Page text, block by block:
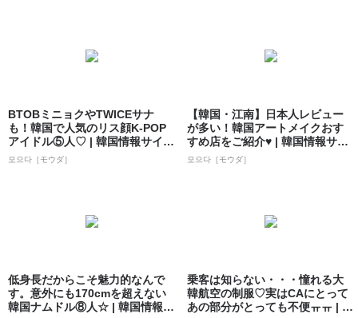
BTOBミニョクやTWICEサナ
も！韓国で人気のリス顔K-POP
アイドル⑤人♡ | 韓国情報サイ
ト...
모으다［モウダ］
【韓国・江南】日本人レビュー
が多い！韓国アートメイクおす
すめ店をご紹介♥ | 韓国情報サイ
ト 모으...
모으다［モウダ］
低身長だからこそ魅力的なんで
す。意外にも170cmを超えない
韓国ナムドル⑧人☆ | 韓国情報サ
乗客は知らない・・・憧れる大
韓航空の制服♡実はCAにとって
あの部分がとっても不便ㅠㅠ | 韓